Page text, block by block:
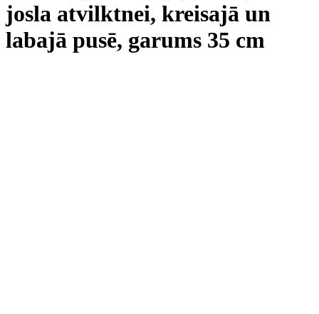
josla atvilktnei, kreisajā un
labajā pusē, garums 35 cm